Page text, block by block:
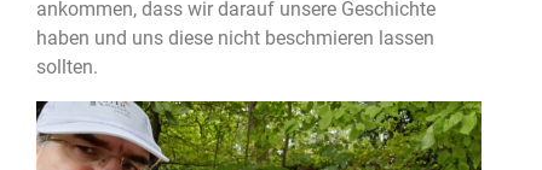
ankommen, dass wir darauf unsere Geschichte
haben und uns diese nicht beschmieren lassen
sollten.